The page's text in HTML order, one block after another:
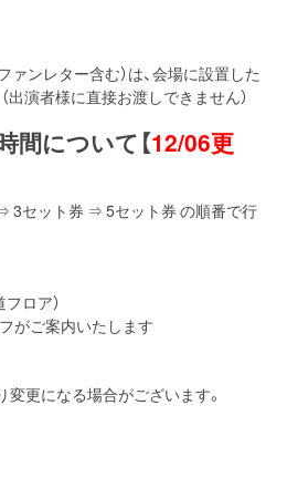
ァンレター含む）は、会場に設置した
出演者様に直接お渡しできません）
間について【12/06更
3セット券 ⇒ 5セット券 の順番で行
ロア）
がご案内いたします
更になる場合がございます。